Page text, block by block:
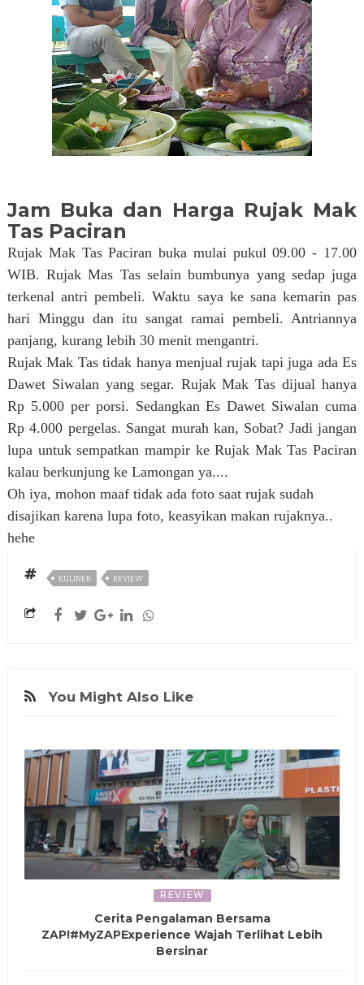
Jam Buka dan Harga Rujak Mak
Tas Paciran
Rujak Mak Tas Paciran buka mulai pukul 09.00 - 17.00
WIB. Rujak Mas Tas selain bumbunya yang sedap juga
terkenal antri pembeli. Waktu saya ke sana kemarin pas
hari Minggu dan itu sangat ramai pembeli. Antriannya
panjang, kurang lebih 30 menit mengantri.
Rujak Mak Tas tidak hanya menjual rujak tapi juga ada Es
Dawet Siwalan yang segar. Rujak Mak Tas dijual hanya
Rp 5.000 per porsi. Sedangkan Es Dawet Siwalan cuma
Rp 4.000 pergelas. Sangat murah kan, Sobat? Jadi jangan
lupa untuk sempatkan mampir ke Rujak Mak Tas Paciran
kalau berkunjung ke Lamongan ya....
Oh iya, mohon maaf tidak ada foto saat rujak sudah
disajikan karena lupa foto, keasyikan makan rujaknya..
hehe
KULINER REVIEW
You Might Also Like
REVIEW
Cerita Pengalaman Bersama
ZAP!#MyZAPExperience Wajah Terlihat Lebih
Bersinar